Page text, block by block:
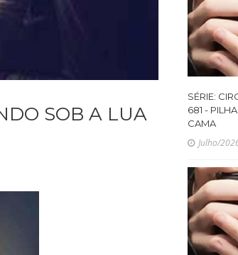
SOB A LUA
SÉRIE:
681 -
CAMA
Julho/